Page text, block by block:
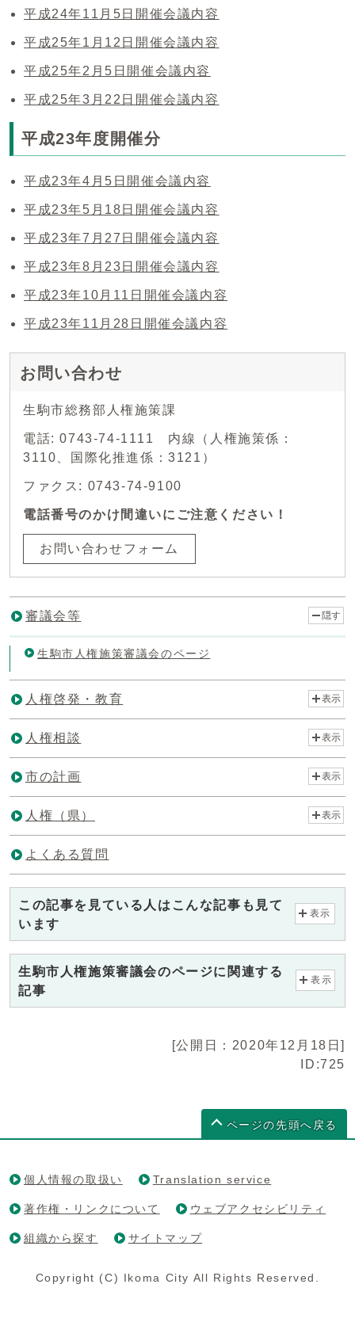
平成24年11月5日開催会議内容
平成25年1月12日開催会議内容
平成25年2月5日開催会議内容
平成25年3月22日開催会議内容
平成23年度開催分
平成23年4月5日開催会議内容
平成23年5月18日開催会議内容
平成23年7月27日開催会議内容
平成23年8月23日開催会議内容
平成23年10月11日開催会議内容
平成23年11月28日開催会議内容
お問い合わせ
生駒市総務部人権施策課
電話: 0743-74-1111 内線（人権施策係：
3110、国際化推進係：3121）
ファクス: 0743-74-9100
電話番号のかけ間違いにご注意ください！
お問い合わせフォーム
審議会等 隠す
生駒市人権施策審議会のページ
人権啓発・教育 表示
人権相談 表示
市の計画 表示
人権（県） 表示
よくある質問
この記事を見ている人はこんな記事も見て
います
表示
生駒市人権施策審議会のページに関連する
記事
表示
[公開日：2020年12月18日]
ID:725
ページの先頭へ戻る
個人情報の取扱い Translation service
著作権・リンクについて ウェブアクセシビリティ
組織から探す サイトマップ
Copyright (C) Ikoma City All Rights Reserved.